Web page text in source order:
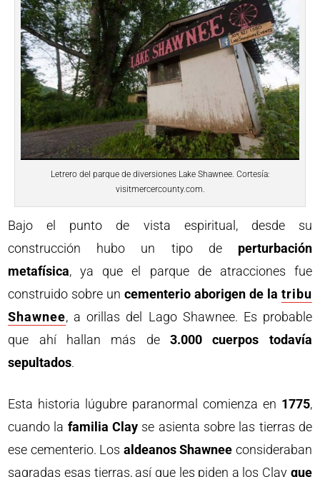
Letrero del parque de diversiones Lake Shawnee. Cortesía:
visitmercercounty.com.
Bajo el punto de vista espiritual, desde su
construcción hubo un tipo de perturbación
metafísica, ya que el parque de atracciones fue
construido sobre uncementerio aborigen de la tribu
Shawnee, a orillas del Lago Shawnee. Es probable
que ahí hallan más de3.000 cuerpos todavía
sepultados.
Esta historia lúgubre paranormal comienza en 1775,
cuando la familia Clay se asienta sobre las tierras de
ese cementerio. Los aldeanos Shawnee consideraban
sagradas esas tierras, así que les piden a los Clay que